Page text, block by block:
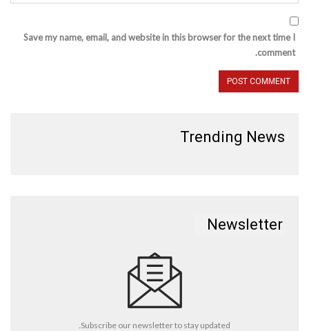
Save my name, email, and website in this browser for the next time I
comment.
Trending News
Newsletter
Subscribe our newsletter to stay updated.